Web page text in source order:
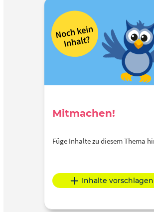
Mitmachen!
Füge Inhalte zu diesem Thema
Inhalte vorschlagen